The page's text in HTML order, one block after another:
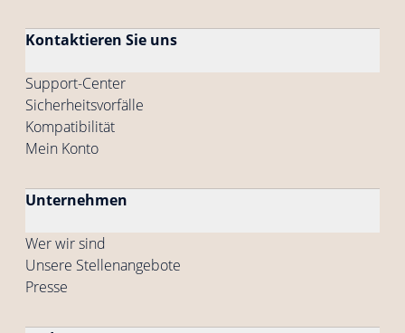
Kontaktieren Sie uns
Support-Center
Sicherheitsvorfälle
Kompatibilität
Mein Konto
Unternehmen
Wer wir sind
Unsere Stellenangebote
Presse